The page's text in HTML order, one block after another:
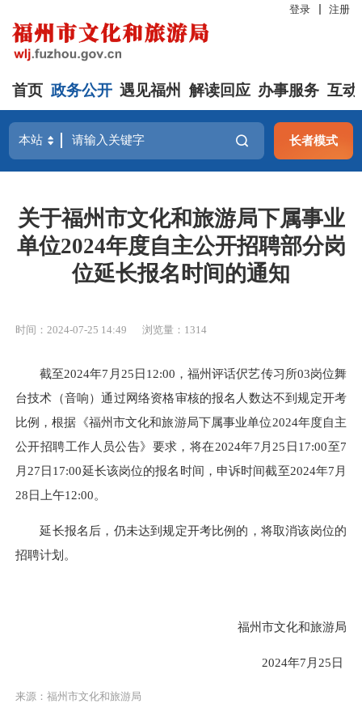
登录 注册
首页 政务公开 遇见福州 解读回应 办事服务 互动
长者模式
关于福州市文化和旅游局下属事业
单位2024年度自主公开招聘部分岗
位延长报名时间的通知
时间：2024-07-25 14:49 浏览量：1314
截至2024年7月25日12:00，福州评话伬艺传习所03岗位舞
台技术（音响）通过网络资格审核的报名人数达不到规定开考
比例，根据《福州市文化和旅游局下属事业单位2024年度自主
公开招聘工作人员公告》要求，将在2024年7月25日17:00至7
月27日17:00延长该岗位的报名时间，申诉时间截至2024年7月
28日上午12:00。
延长报名后，仍未达到规定开考比例的，将取消该岗位的
招聘计划。
福州市文化和旅游局
2024年7月25日
来源：福州市文化和旅游局